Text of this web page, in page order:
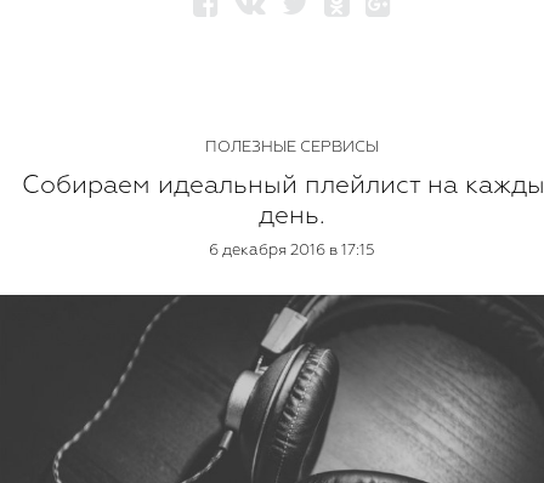
ПОЛЕЗНЫЕ СЕРВИСЫ
Собираем идеальный плейлист на
день.
6 декабря 2016 в 17:15